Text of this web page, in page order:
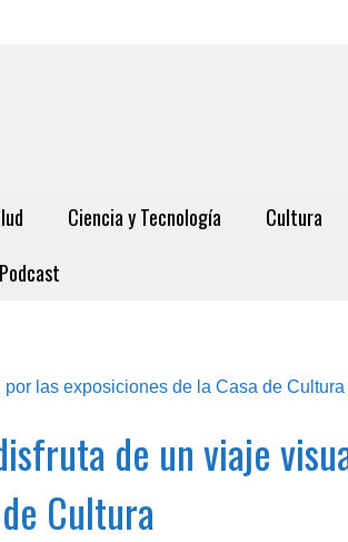
Ciencia y Tecnología Cultura
Podcast
de un viaje
Cultura